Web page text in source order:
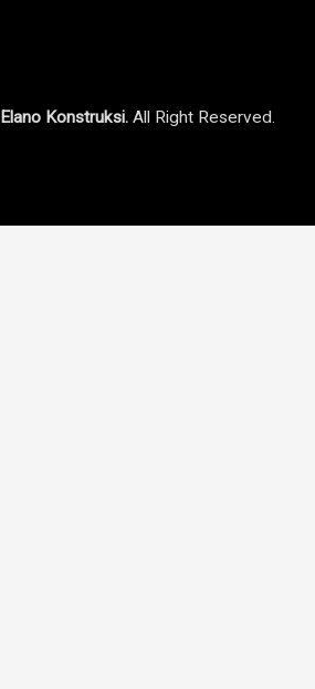
Elano Konstruksi.All Right Reserved.